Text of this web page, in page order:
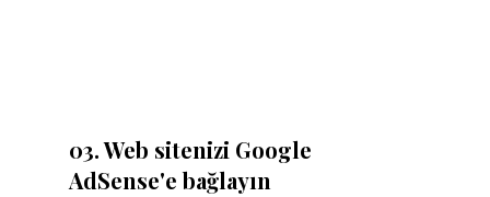
03. Web sitenizi Google
AdSense'e bağlayın